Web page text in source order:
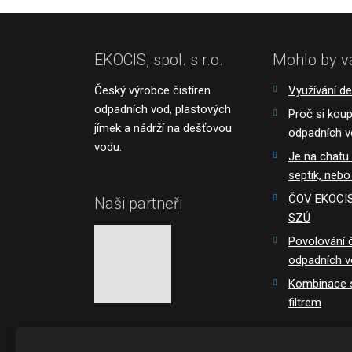
EKOCIS, spol. s r.o.
Český výrobce čistíren
odpadních vod, plastových
jímek a nádrží na dešťovou
vodu.
Naši partneři
Mohlo by
Využívání
Proč si
odpadních
Je na chatu
septik,
ČOV
SZÚ
Povolování
odpadních
Kombinace
filtrem